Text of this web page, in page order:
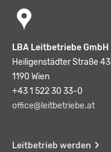
LBA Leitbetriebe GmbH
Heiligenstädter Straße 43
1190 Wien
+43 1 522 30 33-0
office@leitbetriebe.at
Leitbetrieb werden